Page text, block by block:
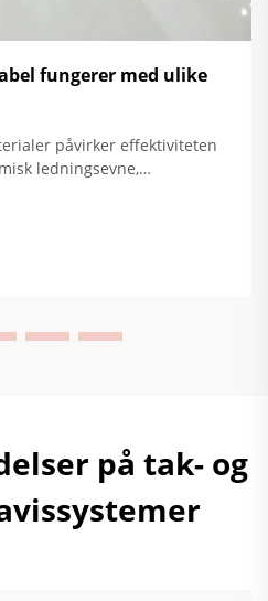
fungerer med ulike
påvirker effektiviteten
ledningsevne,
opp til 35 %. Få
nå.
på tak- og